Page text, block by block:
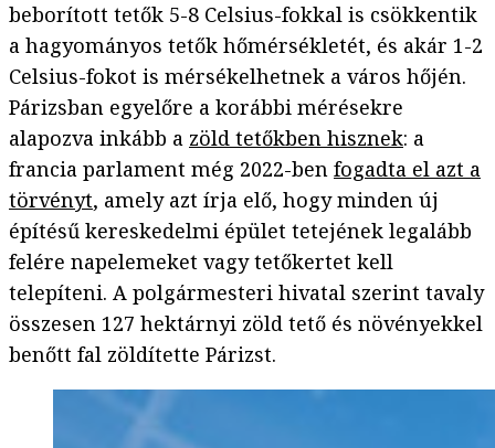
beborított tetők 5-8 Celsius-fokkal is csökkentik
a hagyományos tetők hőmérsékletét, és akár 1-2
Celsius-fokot is mérsékelhetnek a város hőjén.
Párizsban egyelőre a korábbi mérésekre
alapozva inkább a zöld tetőkben hisznek: a
francia parlament még 2022-ben fogadta el azt a
törvényt, amely azt írja elő, hogy minden új
építésű kereskedelmi épület tetejének legalább
felére napelemeket vagy tetőkertet kell
telepíteni. A polgármesteri hivatal szerint tavaly
összesen 127 hektárnyi zöld tető és növényekkel
benőtt fal zöldítette Párizst.